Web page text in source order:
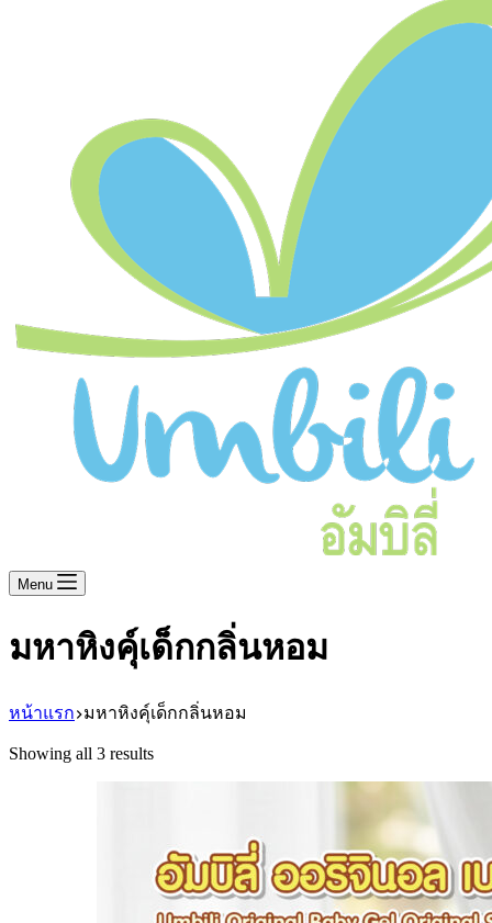
Menu
มหาหิงคุ์เด็กกลิ่นหอม
หน้าแรก มหาหิงคุ์เด็กกลิ่นหอม
Showing all 3 results